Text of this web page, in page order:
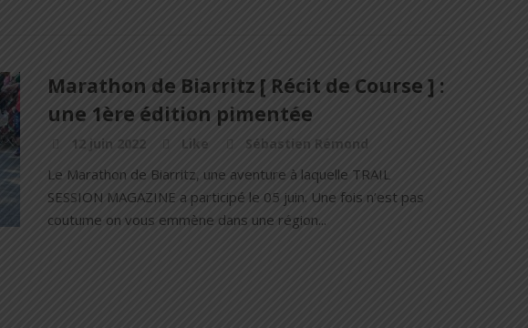
Marathon de Biarritz [ Récit de Course ] :
une 1ère édition pimentée
12 juin 2022 Like Sébastien Rémond
Le Marathon de Biarritz, une aventure à laquelle TRAIL
SESSION MAGAZINE a participé le 05 juin. Une fois n’est pas
coutume on vous emmène dans une région...